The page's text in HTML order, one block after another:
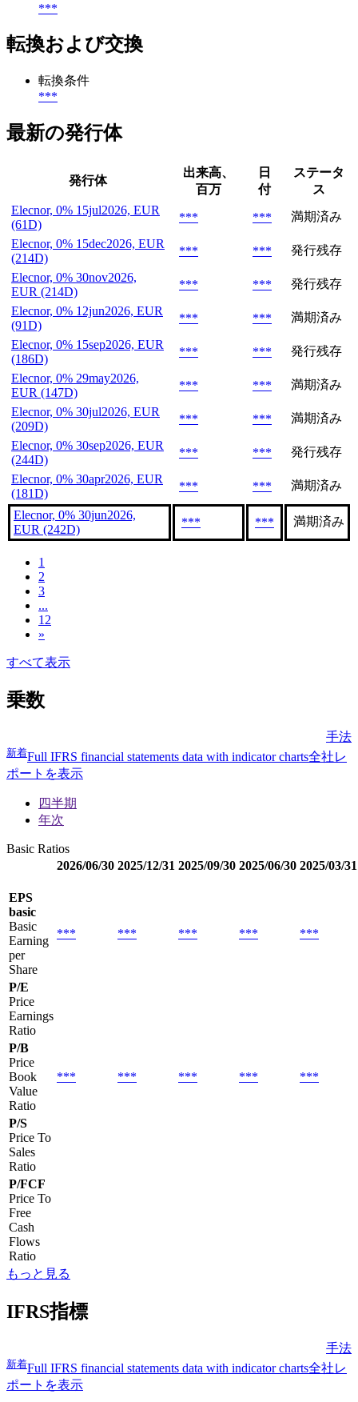
***
転換および交換
転換条件
***
最新の発行体
発行体
出来高、
百万
日
付
ステータ
ス
Elecnor, 0% 15jul2026, EUR
(61D)
*** ***
満期済み
Elecnor, 0% 15dec2026, EUR
(214D)
*** ***
発行残存
Elecnor, 0% 30nov2026,
EUR (214D)
*** ***
発行残存
Elecnor, 0% 12jun2026, EUR
(91D)
*** ***
満期済み
Elecnor, 0% 15sep2026, EUR
(186D)
*** ***
発行残存
Elecnor, 0% 29may2026,
EUR (147D)
*** ***
満期済み
Elecnor, 0% 30jul2026, EUR
(209D)
*** ***
満期済み
Elecnor, 0% 30sep2026, EUR
(244D)
*** ***
発行残存
Elecnor, 0% 30apr2026, EUR
(181D)
*** *** 満期済み
Elecnor, 0% 30jun2026,
EUR (242D)
*** *** 満期済み
1
2
3
...
12
»
すべて表示
乗数
手法
新着Full IFRS financial statements data with indicator charts全社レ
ポートを表示
四半期
年次
Basic Ratios
2026/06/30 2025/12/31 2025/09/30 2025/06/30 2025/03/31
EPS
basic
Basic
Earning
per
Share
*** *** *** *** ***
P/E
Price
Earnings
Ratio
P/B
Price
Book
Value
Ratio
*** *** *** *** ***
P/S
Price To
Sales
Ratio
P/FCF
Price To
Free
Cash
Flows
Ratio
もっと見る
IFRS指標
手法
新着Full IFRS financial statements data with indicator charts全社レ
ポートを表示